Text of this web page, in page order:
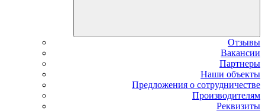
Отзывы
Вакансии
Партнеры
Наши объекты
Предложения о сотрудничестве
Производителям
Реквизиты